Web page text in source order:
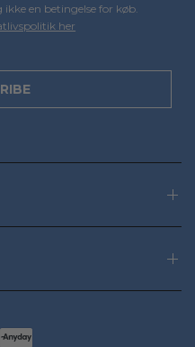
en betingelse for køb.
her